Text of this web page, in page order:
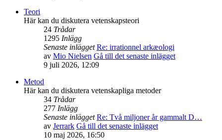
Teori
Här kan du diskutera vetenskapsteori
24 Trådar
1295 Inlägg
Senaste inlägget Re: irrationnel arkæologi
av Mio Nielsen Gå till det senaste inlägget
9 juli 2026, 12:09
Metod
Här kan du diskutera vetenskapliga metoder
34 Trådar
277 Inlägg
Senaste inlägget Re: Två miljoner år gammalt D…
av Jerrark Gå till det senaste inlägget
10 maj 2026, 16:50